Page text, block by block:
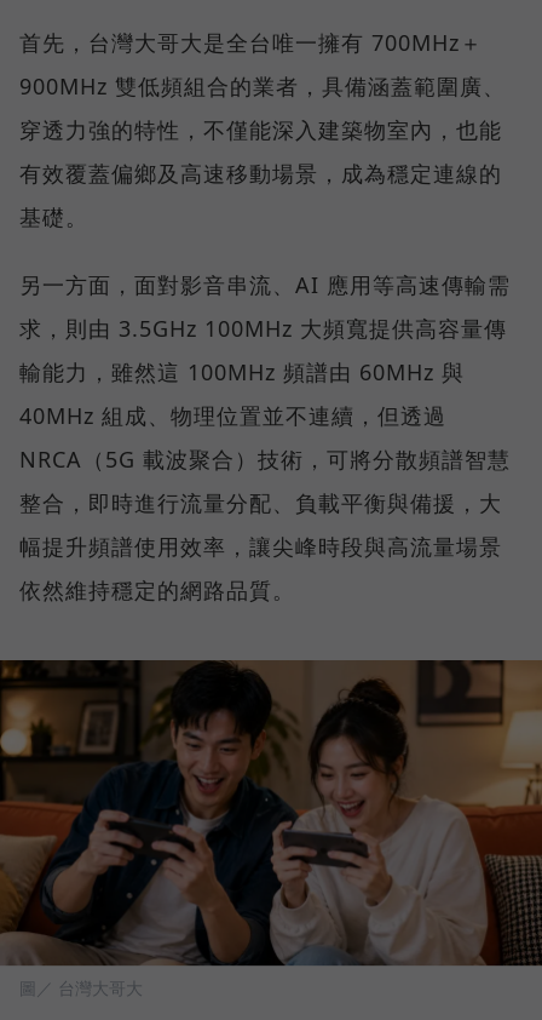
首先，台灣大哥大是全台唯一擁有 700MHz＋
900MHz 雙低頻組合的業者，具備涵蓋範圍廣、
穿透力強的特性，不僅能深入建築物室內，也能
有效覆蓋偏鄉及高速移動場景，成為穩定連線的
基礎。
另一方面，面對影音串流、AI 應用等高速傳輸需
求，則由 3.5GHz 100MHz 大頻寬提供高容量傳
輸能力，雖然這 100MHz 頻譜由 60MHz 與
40MHz 組成、物理位置並不連續，但透過
NRCA（5G 載波聚合）技術，可將分散頻譜智慧
整合，即時進行流量分配、負載平衡與備援，大
幅提升頻譜使用效率，讓尖峰時段與高流量場景
依然維持穩定的網路品質。
圖／ 台灣大哥大